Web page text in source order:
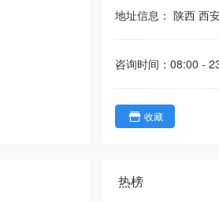
地址信息： 陕西 西
咨询时间： 08:00 -
收藏
热榜